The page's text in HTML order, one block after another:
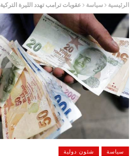
الرئيسية سياسة عقوبات ترامب تهدد الليرة التركية
سياسة شئون دولية